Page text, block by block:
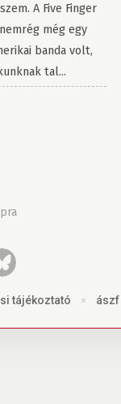
A Five Finger
még egy
banda volt,
tal...
tájékoztató × ászf